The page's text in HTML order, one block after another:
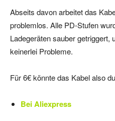
Abseits davon arbeitet das
problemlos. Alle PD-Stufen
Ladegeräten sauber getriggert,
keinerlei Probleme.
Für 6€ könnte das Kabel also
Bei Aliexpress